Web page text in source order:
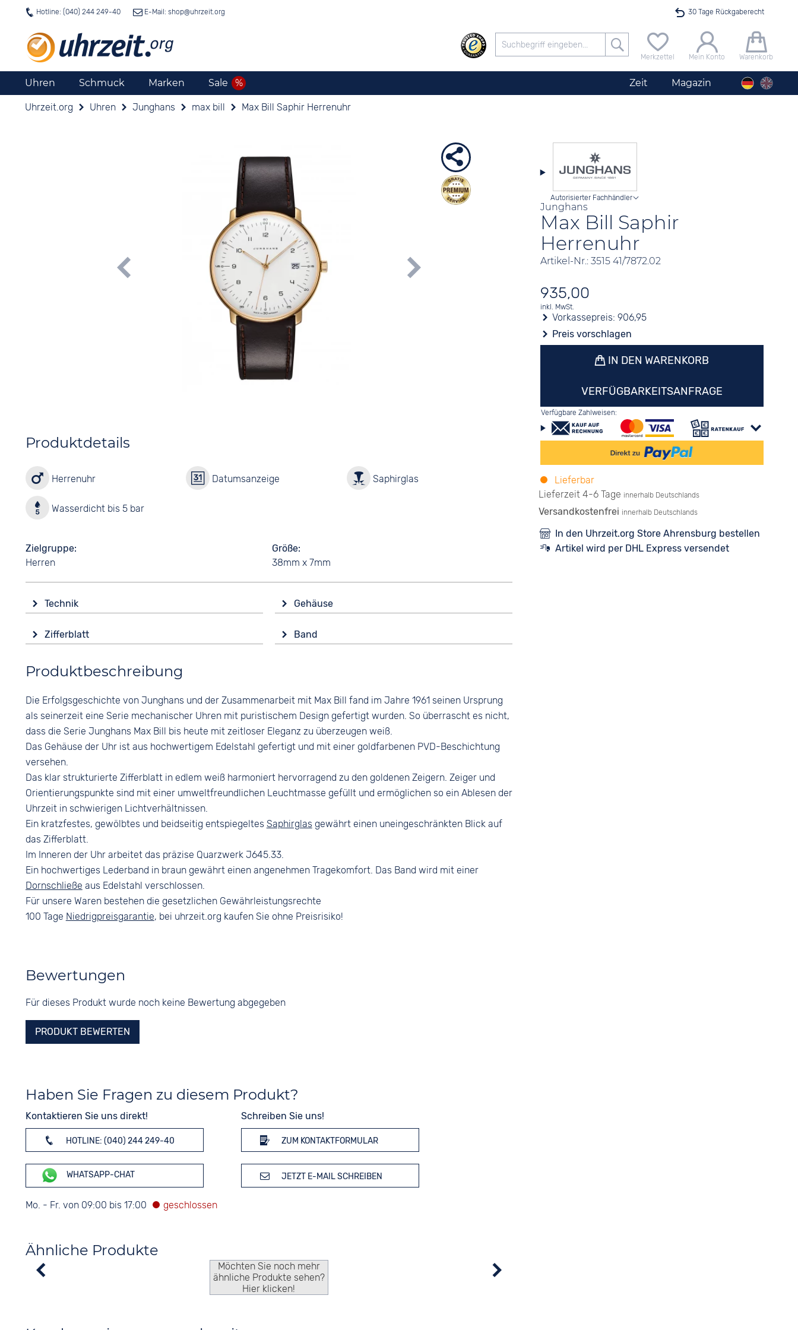
Hotline: (040) 244 249-40 E-Mail: shop@uhrzeit.org 30 Tage Rückgaberecht
Versandkostenfrei ab 40 €
24h Expresslieferung
100 Tage Niedrigpreisgarantie
Merkzettel Mein Konto Warenkorb
Uhren Schmuck Marken Sale Zeit Magazin
Uhrzeit.org Uhren Junghans max bill Max Bill Saphir Herrenuhr
Junghans
Max Bill Saphir
Herrenuhr
Artikel-Nr.: 3515 41/7872.02
Autorisierter Fachhändler
935,00
inkl. MwSt.
Vorkassepreis: 906,95
Preis vorschlagen
IN DEN WARENKORB
VERFÜGBARKEITSANFRAGE
Verfügbare Zahlweisen:
Lieferbar
Lieferzeit 4-6 Tage innerhalb Deutschlands
Versandkostenfrei innerhalb Deutschlands
In den Uhrzeit.org Store Ahrensburg bestellen
Artikel wird per DHL Express versendet
Produktdetails
Herrenuhr Datumsanzeige Saphirglas
Wasserdicht bis 5 bar
Zielgruppe
Herren
Größe
38mm x 7mm
Technik
Batterie (Quarz)
Datumsanzeige
Wasserdicht
Gehäuse
Saphirglas
Material
Edelstahl
Farbe
Gold
Zifferblatt
Analog
Weiß
Ziffern
Arabisch
Band
Glattleder
Bandschließe
Dornschließe
Produktbeschreibung
Die Erfolgsgeschichte von Junghans und der Zusammenarbeit mit Max Bill fand im Jahre 1961 seinen Ursprung
als seinerzeit eine Serie mechanischer Uhren mit puristischem Design gefertigt wurden. So überrascht es nicht,
dass die Serie Junghans Max Bill bis heute mit zeitloser Eleganz zu überzeugen weiß.
Das Gehäuse der Uhr ist aus hochwertigem Edelstahl gefertigt und mit einer goldfarbenen PVD-Beschichtung
versehen.
Das klar strukturierte Zifferblatt in edlem weiß harmoniert hervorragend zu den goldenen Zeigern. Zeiger und
Orientierungspunkte sind mit einer umweltfreundlichen Leuchtmasse gefüllt und ermöglichen so ein Ablesen der
Uhrzeit in schwierigen Lichtverhältnissen.
Ein kratzfestes, gewölbtes und beidseitig entspiegeltes Saphirglas gewährt einen uneingeschränkten Blick auf
das Zifferblatt.
Im Inneren der Uhr arbeitet das präzise Quarzwerk J645.33.
Ein hochwertiges Lederband in braun gewährt einen angenehmen Tragekomfort. Das Band wird mit einer
Dornschließe aus Edelstahl verschlossen.
Für unsere Waren bestehen die gesetzlichen Gewährleistungsrechte
100 Tage Niedrigpreisgarantie, bei uhrzeit.org kaufen Sie ohne Preisrisiko!
Bewertungen
Für dieses Produkt wurde noch keine Bewertung abgegeben
PRODUKT BEWERTEN
Haben Sie Fragen zu diesem Produkt?
Kontaktieren Sie uns direkt!
HOTLINE: (040) 244 249-40
WHATSAPP-CHAT
Mo. - Fr. von 09:00 bis 17:00
Schreiben Sie uns!
ZUM KONTAKTFORMULAR
JETZT E-MAIL SCHREIBEN
Ähnliche Produkte
Möchten Sie noch mehr
ähnliche Produkte sehen?
Hier klicken!